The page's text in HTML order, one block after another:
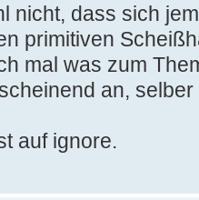
nicht, dass sich
primitiven
mal was zum
an,
auf ignore.